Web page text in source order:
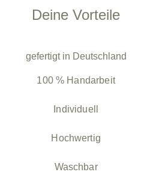
Deine Vorteile
gefertigt in Deutschland
100 % Handarbeit
Individuell
Hochwertig
Waschbar